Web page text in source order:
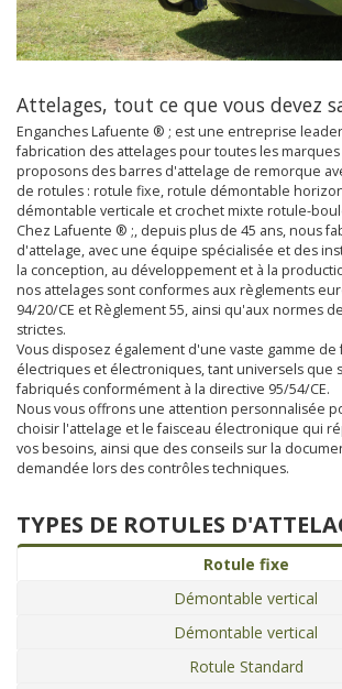
Attelages, tout ce que vous devez
Enganches Lafuente ® ; est une entreprise
fabrication des attelages pour toutes les
proposons des barres d'attelage de remorque
de rotules : rotule fixe, rotule démontable
démontable verticale et crochet mixte rotule-
Chez Lafuente ® ;, depuis plus de 45 ans, nous
d'attelage, avec une équipe spécialisée et des
la conception, au développement et à la
nos attelages sont conformes aux règlements
94/20/CE et Règlement 55, ainsi qu'aux normes
strictes.
Vous disposez également d'une vaste gamme de
électriques et électroniques, tant universels que
fabriqués conformément à la directive 95/54/CE.
Nous vous offrons une attention personnalisée
choisir l'attelage et le faisceau électronique qui
vos besoins, ainsi que des conseils sur la
demandée lors des contrôles techniques.
TYPES DE ROTULES
Rotule fixe
Démontable vertical
Démontable vertical
Rotule Standard